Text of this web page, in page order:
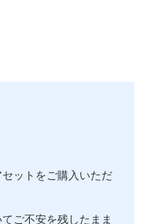
ットをご購入いただ
ご不安を残したまま